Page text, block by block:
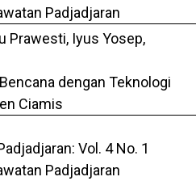
Padjadjaran
Prawesti, Iyus Yosep,
dengan Teknologi
Ciamis
Vol. 4 No. 1
Padjadjaran